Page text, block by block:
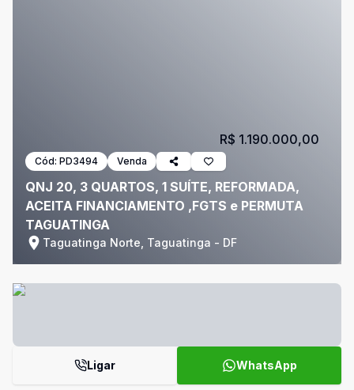
Cód: PD3494 Venda
QNJ 20, 3 QUARTOS, 1 SUÍTE, REFORMADA,
ACEITA FINANCIAMENTO ,FGTS e PERMUTA
TAGUATINGA
Taguatinga Norte, Taguatinga - DF
R$ 1.190.000,00
Ligar WhatsApp